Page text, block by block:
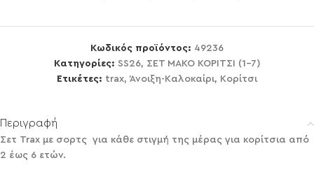
Κωδικός προϊόντος: 49236
Κατηγορίες: SS26, ΣΕΤ ΜΑΚΟ ΚΟΡΙΤΣΙ (1-7)
Ετικέτες: trax, Άνοιξη-Καλοκαίρι, Κορίτσι
Περιγραφή
Σετ Trax με σορτς για κάθε στιγμή της μέρας για κορίτσια από
2 έως 6 ετών.